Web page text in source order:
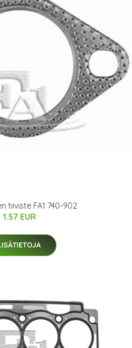
tiiviste FA1 740-902
1.57 EUR